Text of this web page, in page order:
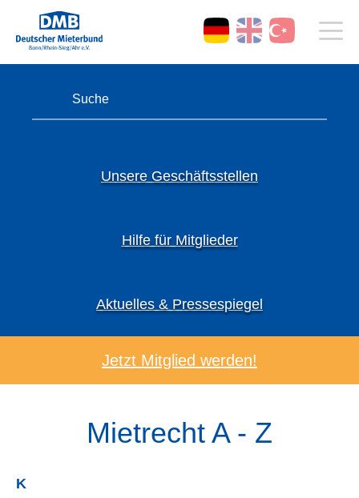
Unsere Geschäftsstellen
Hilfe für Mitglieder
Aktuelles & Pressespiegel
Jetzt Mitglied werden!
Mietrecht A - Z
K